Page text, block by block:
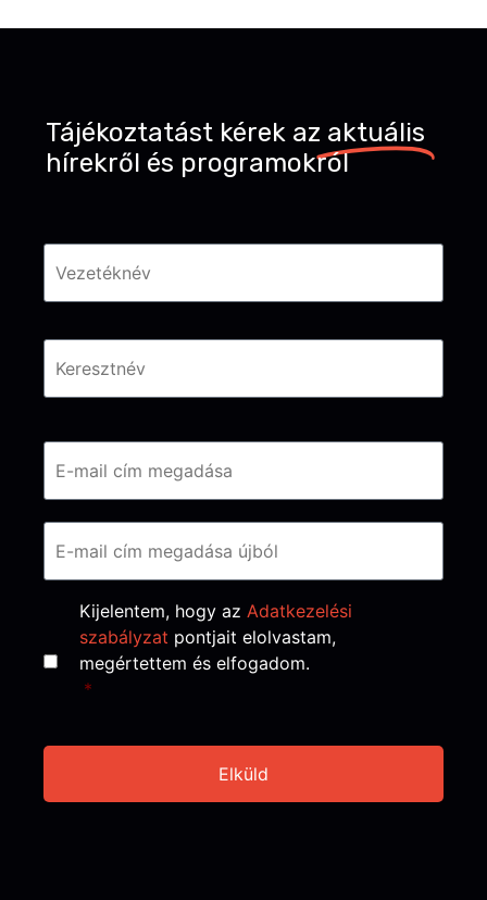
Tájékoztatást kérek az aktuális
hírekről és programokról
Név *
Email *
Consent *
Kijelentem, hogy az Adatkezelési
szabályzat pontjait elolvastam,
megértettem és elfogadom.
*